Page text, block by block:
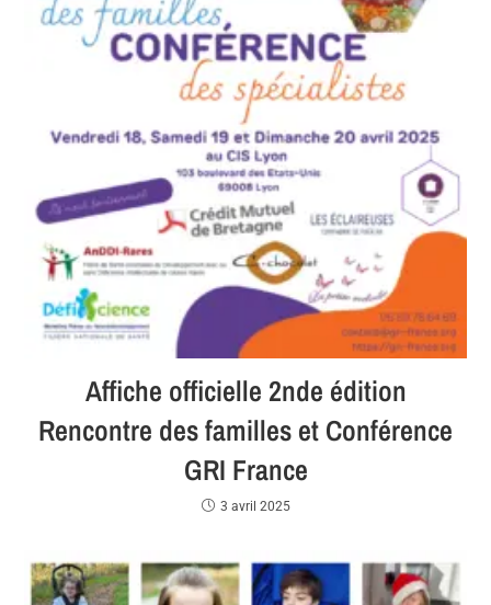
Affiche officielle 2nde édition
Rencontre des familles et Conférence
GRI France
3 avril 2025